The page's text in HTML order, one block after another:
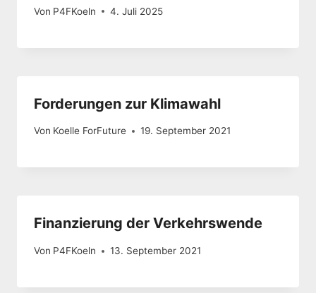
Von P4FKoeln 4. Juli 2025
Forderungen zur Klimawahl
Von Koelle ForFuture 19. September 2021
Finanzierung der Verkehrswende
Von P4FKoeln 13. September 2021